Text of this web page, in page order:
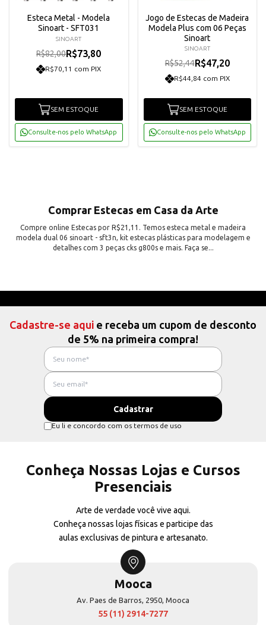
Esteca Metal - Modela
Sinoart - SFT031
SINOART
R$82,00R$73,80
R$70,11 com PIX
SEM ESTOQUE
Consulte-nos pelo WhatsApp
Jogo de Estecas de Madeira
Modela Plus com 06 Peças
Sinoart
SINOART
R$52,44R$47,20
R$44,84 com PIX
SEM ESTOQUE
Consulte-nos pelo WhatsApp
Comprar Estecas em Casa da Arte
Compre online Estecas por R$21,11. Temos esteca metal e madeira
modela dual 06 sinoart - sft3n, kit estecas plásticas para modelagem e
detalhes com 3 peças cks g800s e mais. Faça se...
Cadastre-se aqui e receba um cupom de desconto
de 5% na primeira compra!
Eu li e concordo com os termos de uso
Conheça Nossas Lojas e Cursos
Presenciais
Arte de verdade você vive aqui.
Conheça nossas lojas físicas e participe das
aulas exclusivas de pintura e artesanato.
Mooca
Av. Paes de Barros, 2950, Mooca
55 (11) 2914-7277